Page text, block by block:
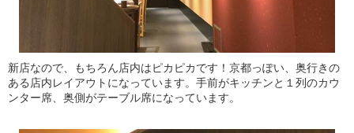
新店なので、もちろん店内はピカピカです！京都っぽい、奥行きの
ある店内レイアウトになっています。手前がキッチンと１列のカウ
ンター席、奥側がテーブル席になっています。